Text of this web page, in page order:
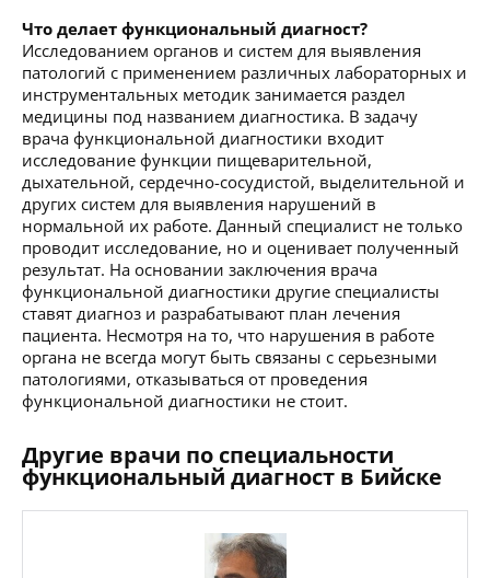
Что делает функциональный диагност?
Исследованием органов и систем для выявления
патологий с применением различных лабораторных и
инструментальных методик занимается раздел
медицины под названием диагностика. В задачу
врача функциональной диагностики входит
исследование функции пищеварительной,
дыхательной, сердечно-сосудистой, выделительной и
других систем для выявления нарушений в
нормальной их работе. Данный специалист не только
проводит исследование, но и оценивает полученный
результат. На основании заключения врача
функциональной диагностики другие специалисты
ставят диагноз и разрабатывают план лечения
пациента. Несмотря на то, что нарушения в работе
органа не всегда могут быть связаны с серьезными
патологиями, отказываться от проведения
функциональной диагностики не стоит.
Другие врачи по специальности
функциональный диагност в Бийске